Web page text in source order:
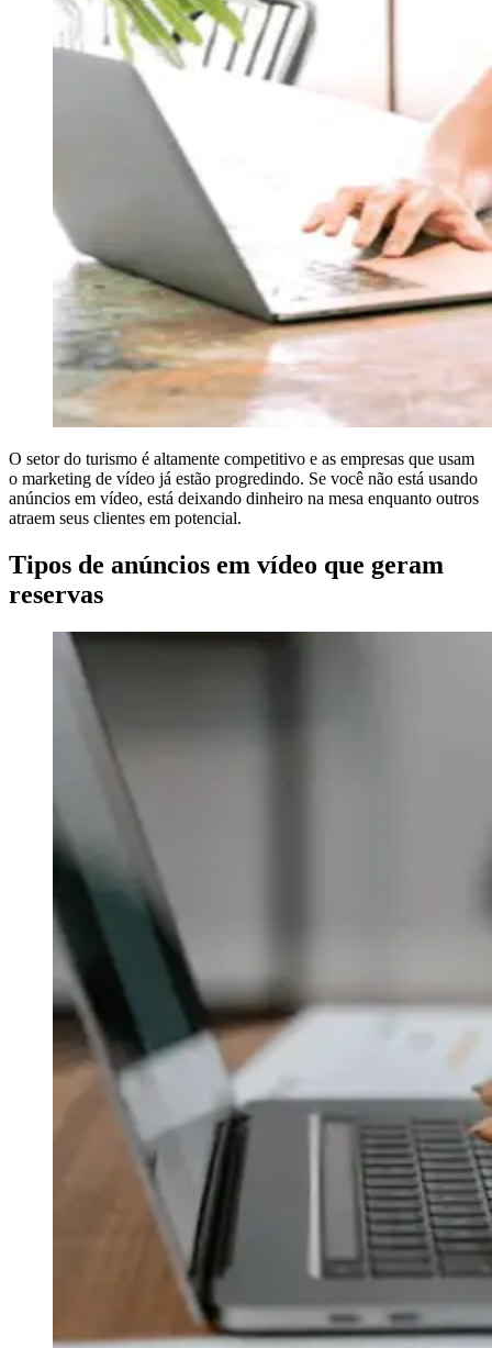
O setor do turismo é altamente competitivo e as empresas que usam
o marketing de vídeo já estão progredindo. Se você não está usando
anúncios em vídeo, está deixando dinheiro na mesa enquanto outros
atraem seus clientes em potencial.
Tipos de anúncios em vídeo que geram
reservas